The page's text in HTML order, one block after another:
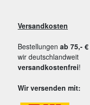
Versandkosten
Bestellungen ab 75,- €
wir deutschlandweit
versandkostenfrei!
Wir versenden mit: